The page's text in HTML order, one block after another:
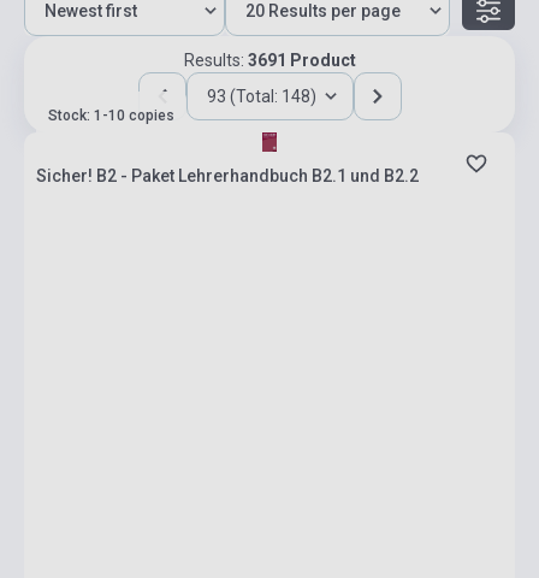
Results: 3691 Product
93 (Total: 148)
Stock: 1-10 copies
Sicher! B2 - Paket Lehrerhandbuch B2.1 und B2.2